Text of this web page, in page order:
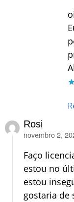
Rosi
disse:
novembro 2,
Faço
estou no
estou
gostaria de